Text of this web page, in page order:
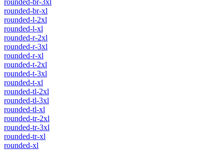
rounded-br-xl
rounded-l-2xl
rounded-l-xl
rounded-r-2xl
rounded-r-3xl
rounded-r-xl
rounded-t-2xl
rounded-t-3xl
rounded-t-xl
rounded-tl-2xl
rounded-tl-3xl
rounded-tl-xl
rounded-tr-2xl
rounded-tr-3xl
rounded-tr-xl
rounded-xl